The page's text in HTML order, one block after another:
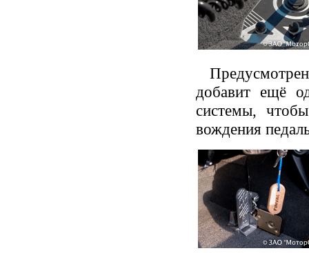
добавит ещё
системы,
вождения